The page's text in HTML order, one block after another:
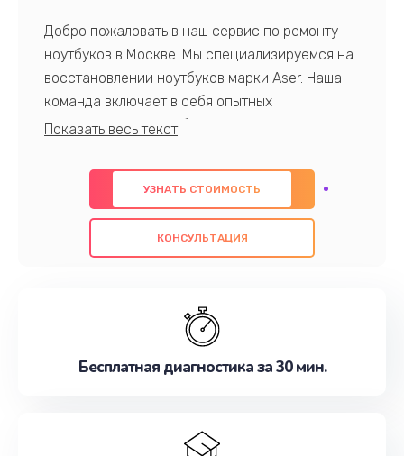
Добро пожаловать в наш сервис по ремонту
ноутбуков в Москве. Мы специализируемся на
восстановлении ноутбуков марки Aser. Наша
команда включает в себя опытных
профессионалов с обширными знаниями и
предлагаем быстрый и качественный ремонт с
использованием оригинальных компонентов, а
также гарантируем качество всех
проведенных работ. Наша цель - предоставить
наилучшим образом. Не медлите записаться на
УЗНАТЬ СТОИМОСТЬ
КОНСУЛЬТАЦИЯ
Бесплатная диагностика за 30 мин.